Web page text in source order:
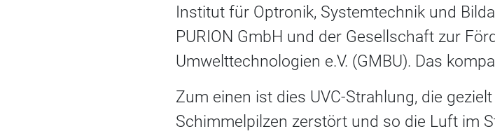
Institut für Optronik, Systemtechnik und
PURION GmbH und der Gesellschaft zur
Umwelttechnologien e.V. (GMBU). Das
Zum einen ist dies UVC-Strahlung, die
Schimmelpilzen zerstört und so die Luft im